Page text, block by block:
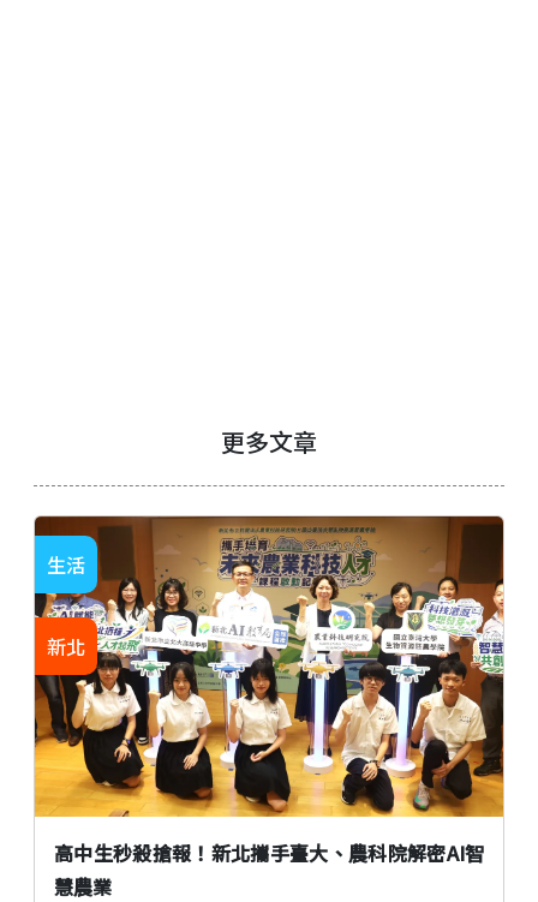
更多文章
高中生秒殺搶報！新北攜手臺大、農科院解密AI智
慧農業
生活
新北